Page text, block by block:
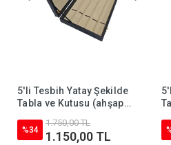
5'li Tesbih Yatay Şekilde
Tabla ve Kutusu (ahşap
%34
1.750,00 TL
1.150,00 TL